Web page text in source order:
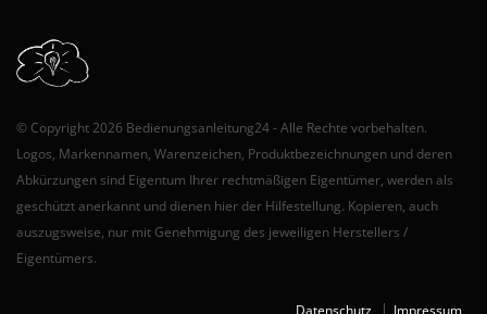
© Copyright 2026 Bedienungsanleitung24 - Alle Rechte vorbehalten.
Logos, Markennamen, Warenzeichen, Produktbezeichnungen und deren
Abkürzungen sind Eigentum Ihrer rechtmäßigen Eigentümer, werden als
geschützt anerkannt und dienen hier der Hilfestellung. Kopieren, auch
auszugsweise, nur mit Genehmigung des jeweiligen Herstellers /
Eigentümers.
Datenschutz Impressum